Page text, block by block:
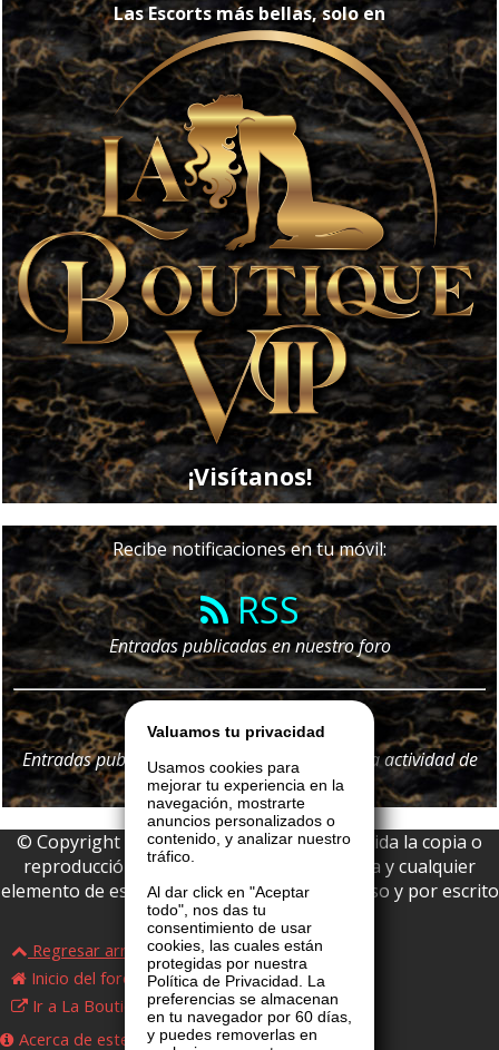
Las Escorts más bellas, solo en
¡Visítanos!
Recibe notificaciones en tu móvil:
RSS
Entradas publicadas en nuestro foro
Telegram
Entradas publicadas en nuestro foro y
la actividad de
nuestro portal
© Copyright 2026 La Boutique VIP • Prohibida la copia o
reproducción parcial o total de esta página y cualquier
elemento de este website sin permiso expreso y por escrito
de La Boutique VIP.
Regresar arriba
Inicio del foro
Ir a La Boutique VIP
Acerca de este foro
Valuamos tu privacidad
Usamos cookies para
mejorar tu experiencia en la
navegación, mostrarte
anuncios personalizados o
contenido, y analizar nuestro
tráfico.
Al dar click en "Aceptar
todo", nos das tu
consentimiento de usar
cookies, las cuales están
protegidas por nuestra
Política de Privacidad. La
preferencias se almacenan
en tu navegador por 60 días,
y puedes removerlas en